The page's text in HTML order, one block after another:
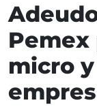
Pemex
micro